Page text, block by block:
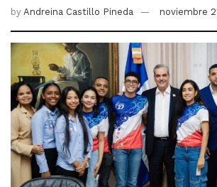
by Andreina Castillo Pineda noviembre